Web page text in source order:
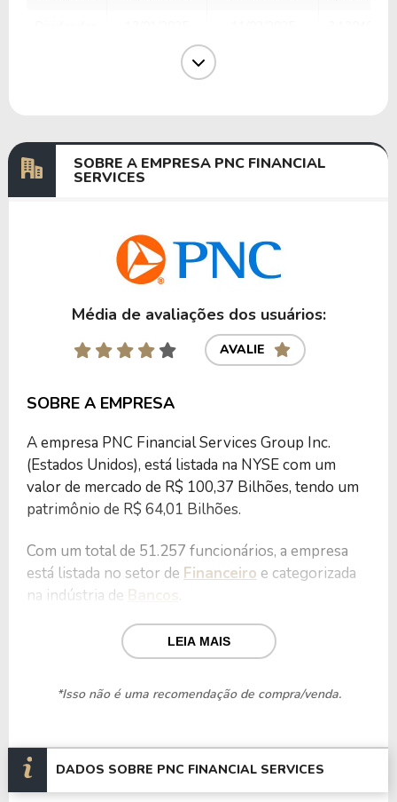
14/10/2024
SOBRE A EMPRESA PNC FINANCIAL
SERVICES
Média de avaliações dos usuários:
AVALIE
SOBRE A EMPRESA
A empresa PNC Financial Services Group Inc.
(Estados Unidos), está listada na NYSE com um
valor de mercado de R$ 100,37 Bilhões, tendo um
patrimônio de R$ 64,01 Bilhões.
Com um total de 51.257 funcionários, a empresa
está listada no setor de Financeiro e categorizada
na indústria de Bancos
Nos últimos 12 meses a empresa teve um
faturamento de R$ 30,55 Bilhões, que gerou um
possui um P/L de 13,96, um P/VP de 1,57 e nos
últimos 12 meses o dividend yeld da PNC ficou em
2,74%.
LEIA MAIS
*Isso não é uma recomendação de compra/venda.
DADOS SOBRE PNC FINANCIAL SERVICES